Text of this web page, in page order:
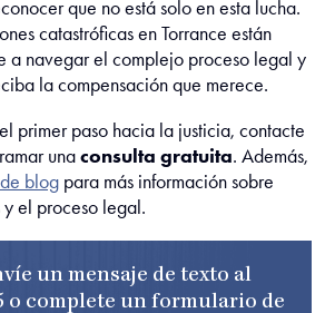
que no está solo en esta lucha.
catastróficas en Torrance están
a navegar el complejo proceso legal y
la compensación que merece.
primer paso hacia la justicia, contacte
unaconsulta gratuita. Además,
blog para más información sobre
y el proceso legal.
un mensaje de texto al
o complete un formulario de